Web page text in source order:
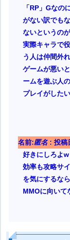
「RP」Gなの
がない訳でも
ないというの
実際キャラで
う人は仲間外
ゲームが悪い
ームを遊ぶ人
プレイがした
名前:匿名: 投稿
好きにしろよw
効率も攻略サ
を気にするな
MMOに向いて